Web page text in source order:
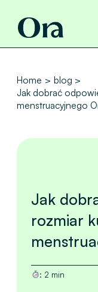
content
Home
blog
Jak dobrać
menstruacyjnego
Jak
rozmiar
: 2 min